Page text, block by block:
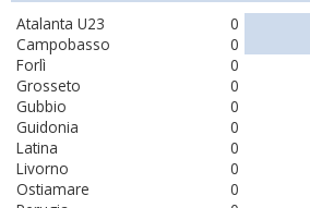
0
Atalanta U23
0
Campobasso
0
Forlì
0
Grosseto
0
Gubbio
0
Guidonia
0
Latina
0
Livorno
0
Ostiamare